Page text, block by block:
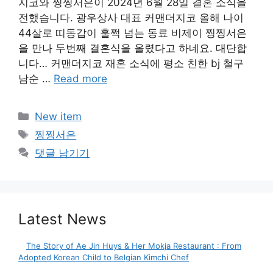
전했습니다. 광우상사 대표 커맨더지코 올해 나이
44살로 띠동갑이 훌쩍 넘는 동료 비제이 찡찡서은
을 만나 두번째 결혼식을 올렸다고 하네요. 대단합
니다… 커맨더지코 재혼 소식에 평소 친한 bj 철구
남순 … Read more
카
테
고
리
New item
태
그
찡찡서은
댓글 남기기
Latest News
The Story of Ae Jin Huys & Her Mokja Restaurant : From
Adopted Korean Child to Belgian Kimchi Chef